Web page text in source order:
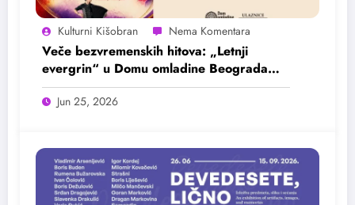
Kulturni Kišobran
Veče bezvremenskih hitova: „Letnji
evergrin“ u Domu omladine Beograda
25. juna
Jun 25, 2026